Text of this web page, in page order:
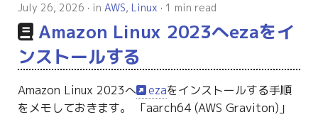
ファイルの読み書き
ログ関連
条件分岐
July 26, 2026 in AWS, Linux 1 min read
Amazon Linux 2023へezaをイ
ンストールする
Amazon Linux 2023へ ezaをインストールする手順
をメモしておきます。 「aarch64 (AWS Graviton)」